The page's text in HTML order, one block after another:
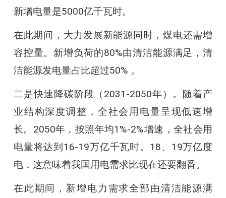
新增电量是5000亿千瓦时。
在此期间，大力发展新能源同时，煤电还需增
容控量。新增负荷的80%由清洁能源满足，清
洁能源发电量占比超过50% 。
二是快速降碳阶段（2031-2050年）。随着产
业结构深度调整，全社会用电量呈现低速增
长。2050年，按照年均1%-2%增速，全社会用
电量将达到16-19万亿千瓦时。18、19万亿度
电，这意味着我国用电需求比现在还要翻番。
在此期间，新增电力需求全部由清洁能源满